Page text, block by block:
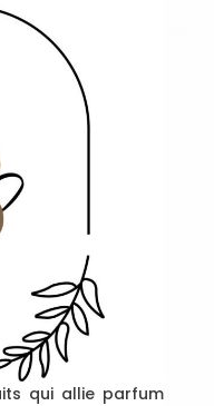
qui allie parfum